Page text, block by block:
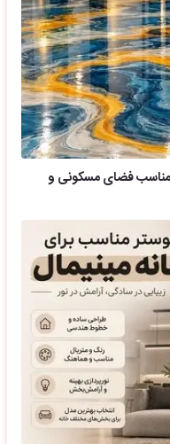
مناسب فضای مسکونی و